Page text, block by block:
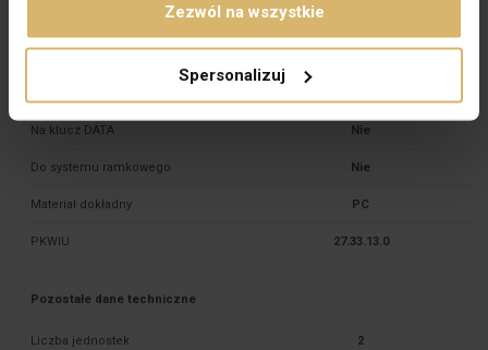
Zezwól na wszystkie
Spersonalizuj
Na klucz DATA Nie
Do systemu ramkowego Nie
Materiał dokładny PC
PKWIU 27.33.13.0
Pozostałe dane techniczne
Liczba jednostek 2